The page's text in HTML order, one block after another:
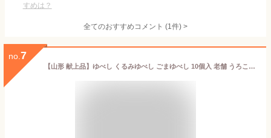
すめは？
全てのおすすめコメント (1件) >
no. 7
【山形 献上品】ゆべし くるみゆべし ごまゆべし 10個入 老舗 うろこや総本店 お菓子 スイーツ 和菓子 ギフト お取り寄せ 伝統菓子 尾花沢 くるみ ごま 柔らかい 人気 おすすめ 名物 伝統菓子 和菓子 お菓子 有名 御礼 お祝い 栄養 尾花沢 お土産 献上品 香ばしいもち風味